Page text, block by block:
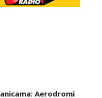
Aerodromi